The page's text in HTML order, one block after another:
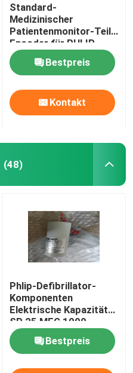
Standard-
Medizinischer
Patientenmonitor-Teile
Encoder für PHLIP
VM6 VM8
Bestpreis
Kontakt
(48)
Phlip-Defibrillator-
Komponenten
Elektrische Kapazität
SP 25 MEG 1000
453564222111-B
Bestpreis